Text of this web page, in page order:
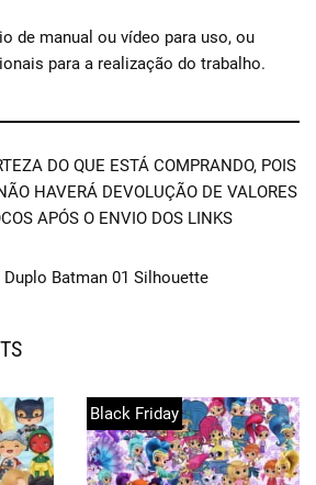
de manual ou vídeo para uso, ou
para a realização do trabalho.
DO QUE ESTÁ COMPRANDO, POIS
HAVERÁ DEVOLUÇÃO DE VALORES
APÓS O ENVIO DOS LINKS
Duplo Batman 01 Silhouette
Black Friday